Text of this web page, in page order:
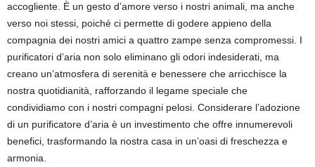
accogliente. È un gesto d’amore verso i nostri animali, ma anche
verso noi stessi, poiché ci permette di godere appieno della
compagnia dei nostri amici a quattro zampe senza compromessi. I
purificatori d’aria non solo eliminano gli odori indesiderati, ma
creano un’atmosfera di serenità e benessere che arricchisce la
nostra quotidianità, rafforzando il legame speciale che
condividiamo con i nostri compagni pelosi. Considerare l’adozione
di un purificatore d’aria è un investimento che offre innumerevoli
benefici, trasformando la nostra casa in un’oasi di freschezza e
armonia.